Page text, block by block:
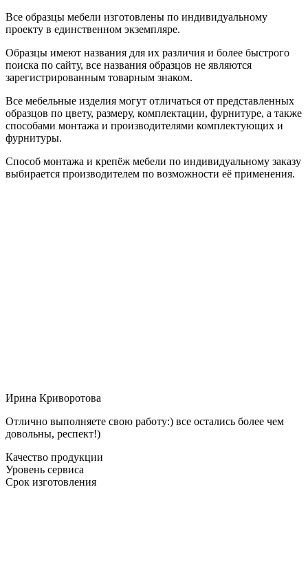
Все образцы мебели изготовлены по индивидуальному
проекту в единственном экземпляре.
Образцы имеют названия для их различия и более быстрого
поиска по сайту, все названия образцов не являются
зарегистрированным товарным знаком.
Все мебельные изделия могут отличаться от представленных
образцов по цвету, размеру, комплектации, фурнитуре, а также
способами монтажа и производителями комплектующих и
фурнитуры.
Способ монтажа и крепёж мебели по индивидуальному заказу
выбирается производителем по возможности её применения.
Ирина Криворотова
Отлично выполняете свою работу:) все остались более чем
довольны, респект!)
Качество продукции
Уровень сервиса
Срок изготовления